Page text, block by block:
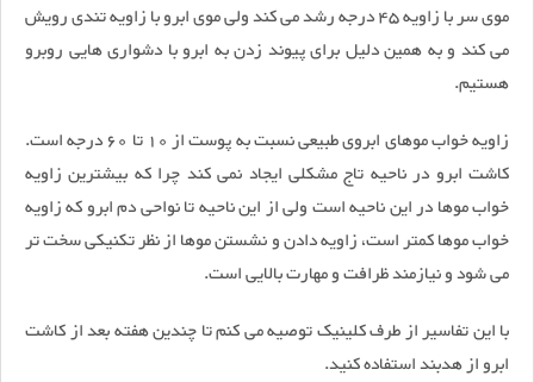
موی سر با زاویه 45 درجه رشد می کند ولی موی ابرو با زاویه تندی رویش
می کند و به همین دلیل برای پیوند زدن به ابرو با دشواری هایی روبرو
هستیم.
زاویه خواب موهای ابروی طبیعی نسبت به پوست از 10 تا 60 درجه است.
کاشت ابرو در ناحیه تاج مشکلی ایجاد نمی کند چرا که بیشترین زاویه
خواب موها در این ناحیه است ولی از این ناحیه تا نواحی دم ابرو که زاویه
خواب موها کمتر است، زاویه دادن و نشستن موها از نظر تکنیکی سخت تر
می شود و نیازمند ظرافت و مهارت بالایی است.
با این تفاسیر از طرف کلینیک توصیه می کنم تا چندین هفته بعد از کاشت
ابرو از هدبند استفاده کنید.